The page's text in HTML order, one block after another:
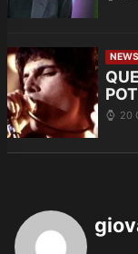
NEWS
20